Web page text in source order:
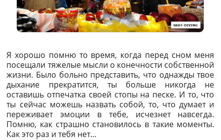
Я хорошо помню то время, когда перед сном меня
посещали тяжелые мысли о конечности собственной
жизни. Было больно представить, что однажды твое
дыхание прекратится, ты больше никогда не
оставишь отпечатка своей стопы на песке. И то, что
ты сейчас можешь назвать собой, то, что думает и
переживает эмоции в тебе, исчезнет навсегда.
Помню, как страшно становилось в такие моменты.
Как это раз и тебя нет…